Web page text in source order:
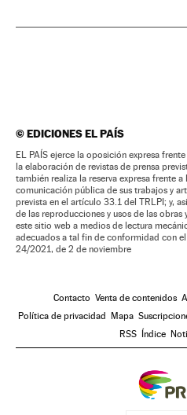
©EDICIONES EL PAÍS
EL PAÍS ejerce la oposición expresa
la elaboración de revistas de prensa
también realiza la reserva expresa frente
comunicación pública de sus trabajos y
prevista en el artículo 33.1 del TRLPI; y,
de las reproducciones y usos de las
este sitio web a medios de lectura
adecuados a tal fin de conformidad con
24/2021, de 2 de noviembre
Contacto Venta de contenidos
Política de privacidad Mapa
RSS Índice